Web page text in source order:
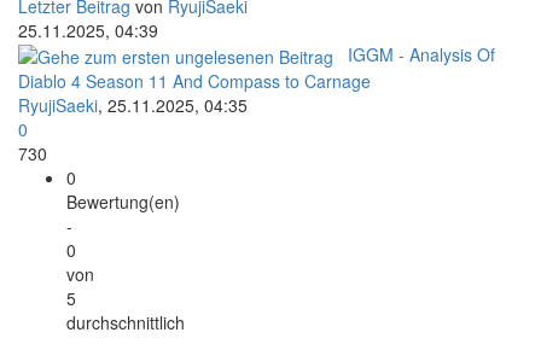
Letzter Beitrag von RyujiSaeki
25.11.2025, 04:39
IGGM - Analysis Of
Diablo 4 Season 11 And Compass to Carnage
RyujiSaeki, 25.11.2025, 04:35
0
730
0
Bewertung(en)
-
0
von
5
durchschnittlich